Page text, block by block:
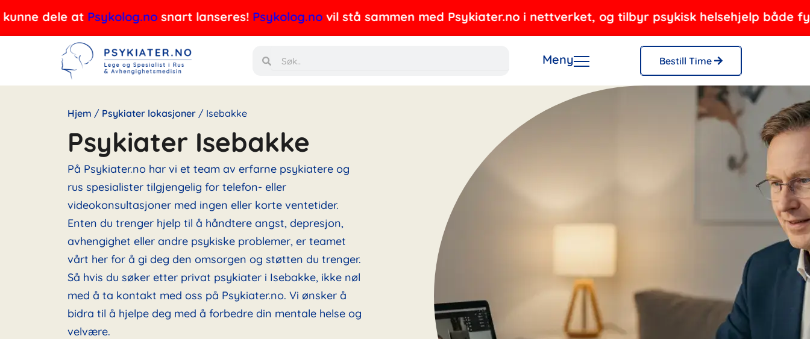
Hoppdele atPsykolog.nosnart lanseres!Psykolog.novil stå sammen med Psykiater.no i nettverket, og tilbyr psykisk helsehjelp både
Meny Bestill Time
Hjem / Psykiater lokasjoner / Isebakke
Psykiater Isebakke
På Psykiater.no har vi et team av erfarne psykiatere og
rus spesialister tilgjengelig for telefon- eller
videokonsultasjoner med ingen eller korte ventetider.
Enten du trenger hjelp til å håndtere angst, depresjon,
avhengighet eller andre psykiske problemer, er teamet
vårt her for å gi deg den omsorgen og støtten du trenger.
Så hvis du søker etter privat psykiater i Isebakke, ikke nøl
med å ta kontakt med oss på Psykiater.no. Vi ønsker å
bidra til å hjelpe deg med å forbedre din mentale helse og
velvære.